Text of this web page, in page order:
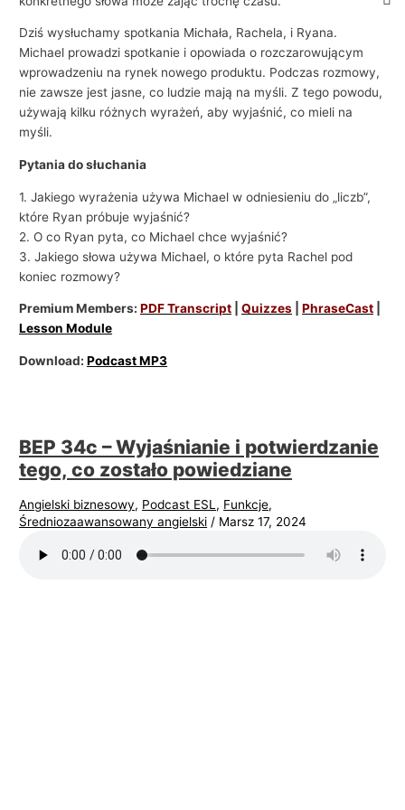
Dziś wysłuchamy spotkania Michała, Rachela, i Ryana.
Michael prowadzi spotkanie i opowiada o rozczarowującym
wprowadzeniu na rynek nowego produktu. Podczas rozmowy,
nie zawsze jest jasne, co ludzie mają na myśli. Z tego powodu,
używają kilku różnych wyrażeń, aby wyjaśnić, co mieli na
myśli.
Pytania do słuchania
1. Jakiego wyrażenia używa Michael w odniesieniu do „liczb”,
które Ryan próbuje wyjaśnić?
2. O co Ryan pyta, co Michael chce wyjaśnić?
3. Jakiego słowa używa Michael, o które pyta Rachel pod
koniec rozmowy?
Premium Members:PDF Transcript |Quizzes |PhraseCast
Lesson Module
Download:Podcast MP3
BEP 34c – Wyjaśnianie i potwierdzanie
tego, co zostało powiedziane
Angielski biznesowy, Podcast ESL, Funkcje,
Średniozaawansowany angielski / Marsz 17, 2024